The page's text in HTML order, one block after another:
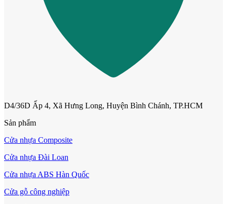
D4/36D Ấp 4, Xã Hưng Long, Huyện Bình Chánh, TP.HCM
Sản phẩm
Cửa nhựa Composite
Cửa nhựa Đài Loan
Cửa nhựa ABS Hàn Quốc
Cửa gỗ công nghiệp